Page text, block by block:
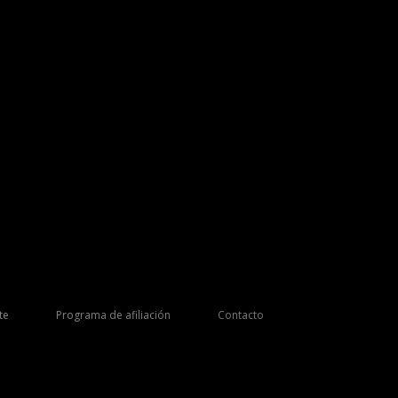
Programa de afiliación Contacto